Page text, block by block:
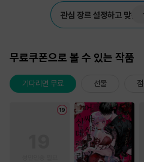
관심 장르 설정하고 맞춤
무료쿠폰으로 볼 수 있는 작품
기다리면 무료 선물